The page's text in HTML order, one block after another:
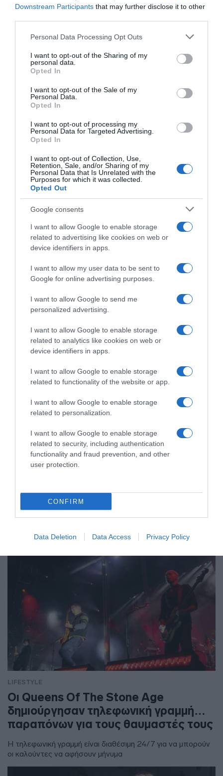
Downstream Participants that may further disclose it to other
Please note that this website/app uses one or more Google
not limited to your visit or usage behaviour. You may click to
grant or deny consent to Google and its third-party tags to
use your data for below specified purposes in below Google
consent section.
Personal Data Processing Opt Outs
I want to opt-out of the Sharing of my
personal data.
Opted In
I want to opt-out of the Sale of my
Personal Data.
Opted In
I want to opt-out of processing my
Personal Data for Targeted Advertising.
Opted In
I want to opt-out of Collection, Use,
Retention, Sale, and/or Sharing of my
Personal Data that Is Unrelated with the
Purposes for which it was collected.
Opted Out
Google consents
I want to allow Google to enable storage
related to advertising like cookies on web or
device identifiers in apps.
I want to allow my user data to be sent to
Google for online advertising purposes.
I want to allow Google to send me
personalized advertising.
I want to allow Google to enable storage
related to analytics like cookies on web or
device identifiers in apps.
I want to allow Google to enable storage
related to functionality of the website or app.
I want to allow Google to enable storage
related to personalization.
I want to allow Google to enable storage
related to security, including authentication
functionality and fraud prevention, and other
user protection.
CONFIRM
Data Deletion Data Access Privacy Policy
ΔΙΑΦΗΜΙΣΗ
ΣΧΟΛΙΑ
LIFESTYLE
LIFESTYLE
Οι Queens Of The Stone Age
δημιούργησαν τηλεφωνική γραμμή…
παραπόνων για τους θαυμαστές τους
Η τηλεφωνική γραμμή είναι διαθέσιμη 24/7 για να μπορούν
οι καλούντες να αφήσουν μήνυμα